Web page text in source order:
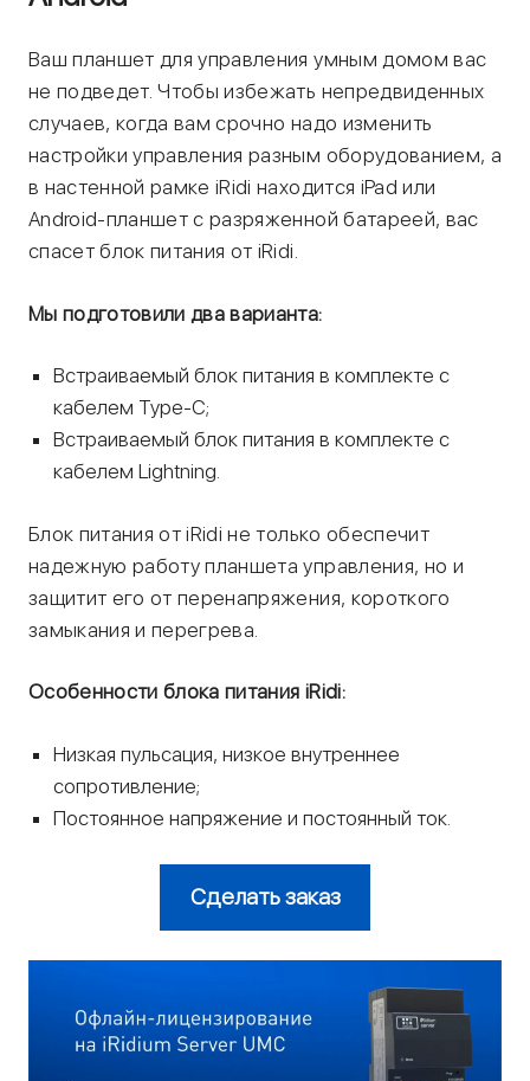
Ваш планшет для управления умным домом вас
не подведет. Чтобы избежать непредвиденных
случаев, когда вам срочно надо изменить
настройки управления разным оборудованием, а
в настенной рамке iRidi находится iPad или
Android-планшет с разряженной батареей, вас
спасет блок питания от iRidi.
Мы подготовили два варианта:
Встраиваемый блок питания в комплекте с
кабелем Type-C;
Встраиваемый блок питания в комплекте с
кабелем Lightning.
Блок питания от iRidi не только обеспечит
надежную работу планшета управления, но и
защитит его от перенапряжения, короткого
замыкания и перегрева.
Особенности блока питания iRidi:
Низкая пульсация, низкое внутреннее
сопротивление;
Постоянное напряжение и постоянный ток.
Сделать заказ